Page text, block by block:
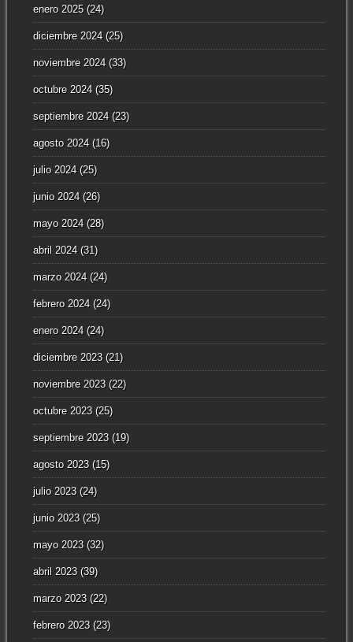
enero 2025(24)
diciembre 2024(25)
noviembre 2024(33)
octubre 2024(35)
septiembre 2024(23)
agosto 2024(16)
julio 2024(25)
junio 2024(26)
mayo 2024(28)
abril 2024(31)
marzo 2024(24)
febrero 2024(24)
enero 2024(24)
diciembre 2023(21)
noviembre 2023(22)
octubre 2023(25)
septiembre 2023(19)
agosto 2023(15)
julio 2023(24)
junio 2023(25)
mayo 2023(32)
abril 2023(39)
marzo 2023(22)
febrero 2023(23)